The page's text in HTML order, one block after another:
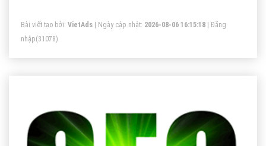
Bài viết tạo bởi: VietAds | Ngày cập nhật: 2026-08-06 16:15:18
Đăng
nhập(31078)